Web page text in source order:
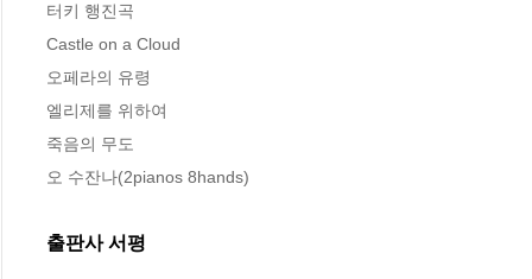
터키 행진곡
Castle on a Cloud
오페라의 유령
엘리제를 위하여
죽음의 무도
오 수잔나(2pianos 8hands)
출판사 서평